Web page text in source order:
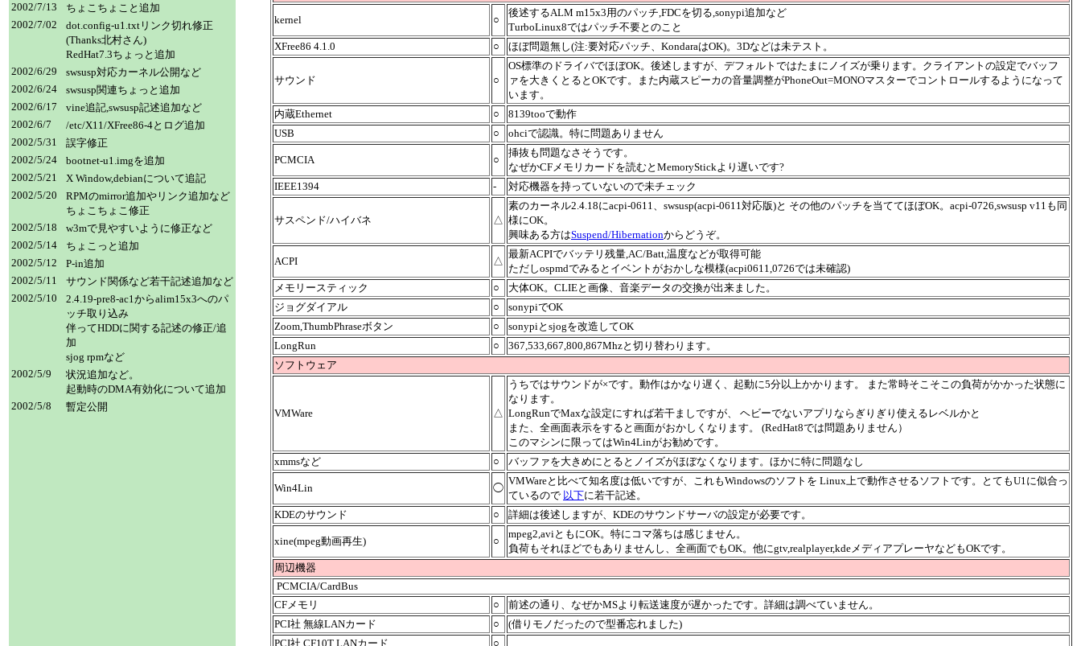
2002/7/13
ちょこちょこと追加
2002/7/02
dot.config-u1.txtリンク切れ修正
(Thanks北村さん)
RedHat7.3ちょっと追加
2002/6/29
swsusp対応カーネル公開など
2002/6/24
swsusp関連ちょっと追加
2002/6/17
vine追記,swsusp記述追加など
2002/6/7
/etc/X11/XFree86-4とログ追加
2002/5/31
誤字修正
2002/5/24
bootnet-u1.imgを追加
2002/5/21
X Window,debianについて追記
2002/5/20
RPMのmirror追加やリンク追加など
ちょこちょこ修正
2002/5/18
w3mで見やすいように修正など
2002/5/14
ちょこっと追加
2002/5/12
P-in追加
2002/5/11
サウンド関係など若干記述追加など
2002/5/10
2.4.19-pre8-ac1からalim15x3へのパ
ッチ取り込み
伴ってHDDに関する記述の修正/追
加
sjog rpmなど
2002/5/9
状況追加など。
起動時のDMA有効化について追加
2002/5/8
暫定公開
kernel ○
後述するALM m15x3用のパッチ,FDCを切る,sonypi追加など
TurboLinux8ではパッチ不要とのこと
XFree86 4.1.0
○ ほぼ問題無し(注:要対応パッチ、KondaraはOK)。3Dなどは未テスト。
サウンド ○
OS標準のドライバでほぼOK。後述しますが、デフォルトではたまにノイズが乗ります。クライアントの設定でバッフ
ァを大きくとるとOKです。また内蔵スピーカの音量調整がPhoneOut=MONOマスターでコントロールするようになって
います。
内蔵Ethernet
○
8139tooで動作
USB
○ ohciで認識。特に問題ありません
PCMCIA ○
挿抜も問題なさそうです。
なぜかCFメモリカードを読むとMemoryStickより遅いです?
IEEE1394
- 対応機器を持っていないので未チェック
サスペンド/ハイバネ △
素のカーネル2.4.18にacpi-0611、swsusp(acpi-0611対応版)と その他のパッチを当ててほぼOK。acpi-0726,swsusp v11も同
様にOK。
興味ある方はSuspend/Hibernationからどうぞ。
ACPI △
最新ACPIでバッテリ残量,AC/Batt,温度などが取得可能
ただしospmdでみるとイベントがおかしな模様(acpi0611,0726では未確認)
メモリースティック
○
大体OK。CLIEと画像、音楽データの交換が出来ました。
ジョグダイアル
○
sonypiでOK
Zoom,ThumbPhraseボタン
○
sonypiとsjogを改造してOK
LongRun
○
367,533,667,800,867Mhzと切り替わります。
ソフトウェア
VMWare △
うちではサウンドが×です。動作はかなり遅く、起動に5分以上かかります。 また常時そこそこの負荷がかかった状態に
なります。
LongRunでMaxな設定にすれば若干ましですが、 ヘビーでないアプリならぎりぎり使えるレベルかと
また、全画面表示をすると画面がおかしくなります。 (RedHat8では問題ありません）
このマシンに限ってはWin4Linがお勧めです。
xmmsなど
○ バッファを大きめにとるとノイズがほぼなくなります。ほかに特に問題なし
Win4Lin ◯
VMWareと比べて知名度は低いですが、これもWindowsのソフトを Linux上で動作させるソフトです。とてもU1に似合っ
ているので 以下に若干記述。
KDEのサウンド
○ 詳細は後述しますが、KDEのサウンドサーバの設定が必要です。
xine(mpeg動画再生) ○
mpeg2,aviともにOK。特にコマ落ちは感じません。
負荷もそれほどでもありませんし、全画面でもOK。他にgtv,realplayer,kdeメディアプレーヤなどもOKです。
周辺機器
PCMCIA/CardBus
CFメモリ
○
前述の通り、なぜかMSより転送速度が遅かったです。詳細は調べていません。
PCI社 無線LANカード
○
(借りモノだったので型番忘れました)
PCI社 CF10T LANカード
○